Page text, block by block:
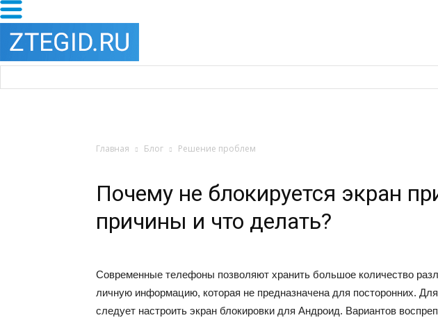
Главная Блог Решение проблем
Почему не блокируется экран
причины и что делать?
Современные телефоны позволяют хранить большое количество
личную информацию, которая не предназначена для посторонних.
следует настроить экран блокировки для Андроид. Вариантов